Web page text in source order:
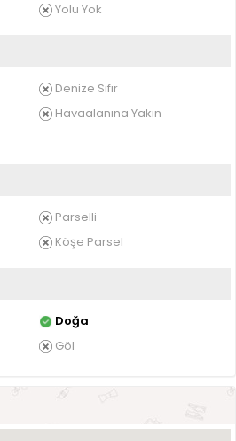
Yolu Yok
Denize Sıfır
Havaalanına Yakın
Parselli
Köşe Parsel
Doğa
Göl